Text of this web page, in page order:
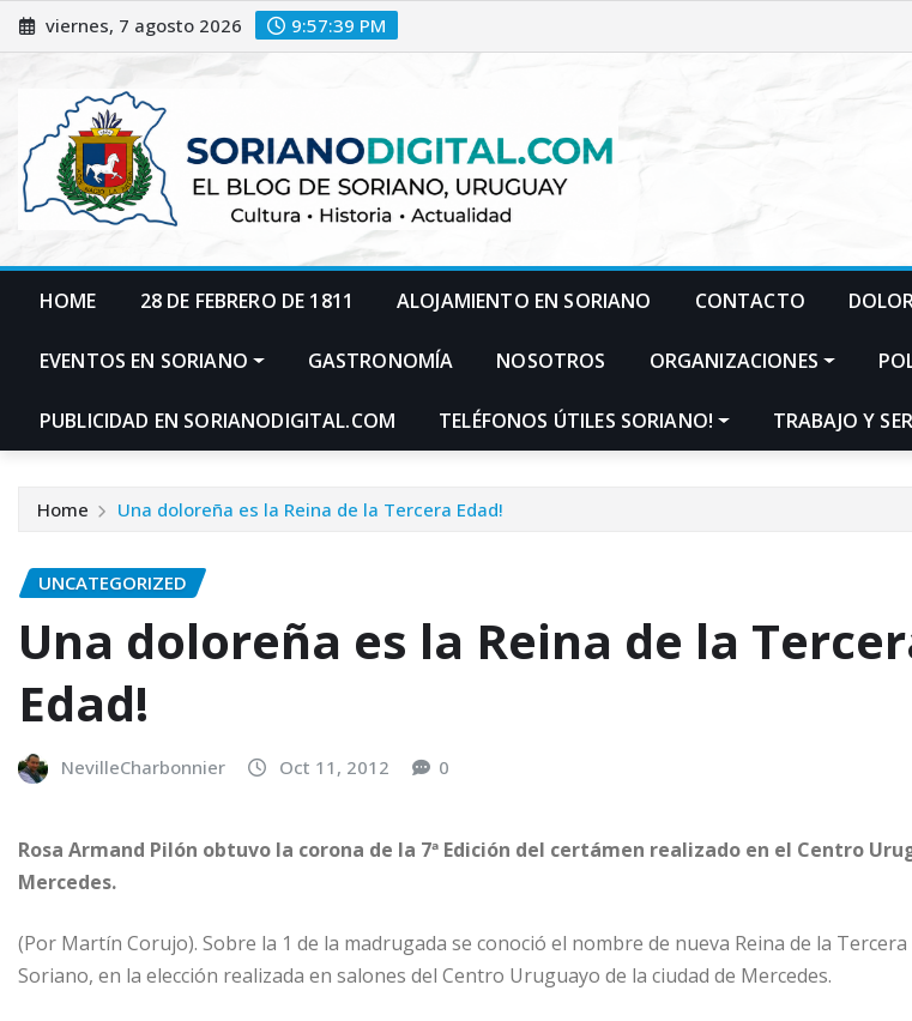
Skip
to
viernes, 7 agosto 2026 9:57:40 PM
HOME 28 DE FEBRERO DE 1811 ALOJAMIENTO EN SORIANO CONTACTO
EVENTOS EN SORIANO GASTRONOMÍA NOSOTROS ORGANIZACIONES
PUBLICIDAD EN SORIANODIGITAL.COM TELÉFONOS ÚTILES SORIANO! TRABAJO Y
Home Una doloreña es la Reina de la Tercera Edad!
UNCATEGORIZED
Una doloreña es la Reina de la
Edad!
NevilleCharbonnier Oct 11, 2012 0
Rosa Armand Pilón obtuvo la corona de la 7ª Edición del certámen realizado en el Centro
Mercedes.
(Por Martín Corujo). Sobre la 1 de la madrugada se conoció el nombre de nueva Reina de la Tercera
Soriano, en la elección realizada en salones del Centro Uruguayo de la ciudad de Mercedes.